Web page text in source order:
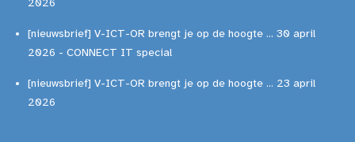
2026
[nieuwsbrief] V-ICT-OR brengt je op de hoogte ... 30 april
2026 - CONNECT IT special
[nieuwsbrief] V-ICT-OR brengt je op de hoogte ... 23 april
2026